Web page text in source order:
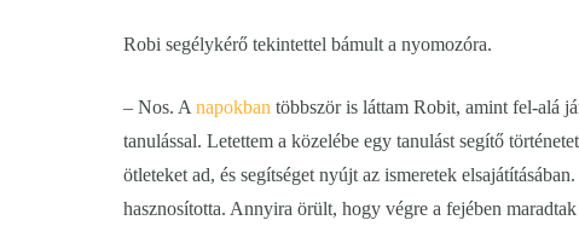
Robi segélykérő tekintettel bámult a nyomozóra.
– Nos. A napokban többször is láttam Robit, amint fel-alá
tanulással. Letettem a közelébe egy tanulást segítő
ötleteket ad, és segítséget nyújt az ismeretek
hasznosította. Annyira örült, hogy végre a fejében